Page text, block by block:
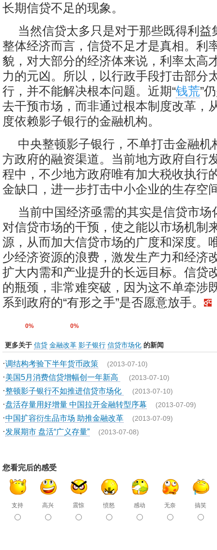
长期信贷不足的现象。
当然信贷太多只是对于那些既得利益
整体经济而言，信贷不足才是真相。利
貌，对大部分的经济体来说，利率太高
力的元凶。所以，以行政手段打击部分
行，并不能解决根本问题。近期“钱荒”
去干预市场，而非通过根本制度改革，
度依赖影子银行的金融机构。
中央整顿影子银行，不单打击金融机
方政府的融资渠道。当前地方政府自行
程中，不少地方政府唯有加大税收执行
金缺口，进一步打击中小企业的生存空
当前中国经济亟需的其实是信贷市场
对信贷市场的干预，使之能以市场机制
源，从而加大信贷市场的广度和深度。
少经济资源的浪费，激发生产力和经济
扩大内需和产业提升的长远目标。信贷
的瓶颈，非常难突破，因为这不单牵涉
系到政府的“有形之手”是否愿意放手。
0% 0%
更多关于 信贷 金融改革 影子银行 信贷市场化 的新闻
·调结构考验下半年货币政策 (2013-07-10)
·美国5月消费信贷增幅创一年新高 (2013-07-10)
·整顿影子银行不如推进信贷市场化 (2013-07-10)
·盘活存量用好增量 中国拉开金融转型序幕 (2013-07-09)
·中国扩容衍生品市场 助推金融改革 (2013-07-09)
·发展期市 盘活“广义存量” (2013-07-08)
您看完后的感受
支持 高兴 震惊 愤怒 感动 无奈 搞笑